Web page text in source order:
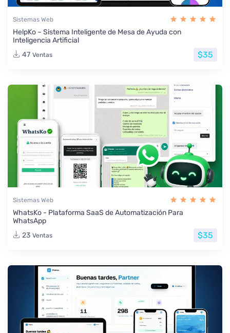
Sistemas Web
HelpKo – Sistema Inteligente de Mesa de Ayuda con
Inteligencia Artificial
47 Ventas $35
Sistemas Web
WhatsKo - Plataforma SaaS de Automatización Para
WhatsApp
23 Ventas $35